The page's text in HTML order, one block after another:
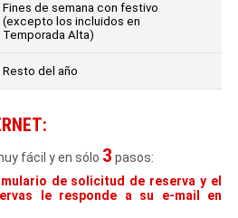
Fines de semana con festivo
(excepto los incluidos en
Temporada Alta)
Resto del año
fácil y en sólo 3 pasos:
de solicitud de reserva y el
le responde a su e-mail en